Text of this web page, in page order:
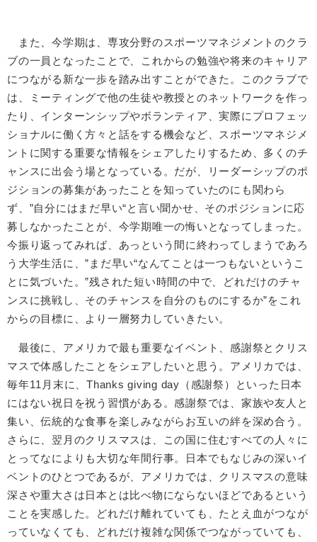
また、今学期は、専攻分野のスポーツマネジメントのクラ
ブの一員となったことで、これからの勉強や将来のキャリア
につながる新な一歩を踏み出すことができた。このクラブで
は、ミーティングで他の生徒や教授とのネットワークを作っ
たり、インターンシップやボランティア、実際にプロフェッ
ショナルに働く方々と話をする機会など、スポーツマネジメ
ントに関する重要な情報をシェアしたりするため、多くのチ
ャンスに出会う場となっている。だが、リーダーシップのポ
ジションの募集があったことを知っていたのにも関わら
ず、”自分にはまだ早い“と言い聞かせ、そのポジションに応
募しなかったことが、今学期唯一の悔いとなってしまった。
今振り返ってみれば、あっという間に終わってしまうであろ
う大学生活に、”まだ早い“なんてことは一つもないというこ
とに気づいた。”残された短い時間の中で、どれだけのチャ
ンスに挑戦し、そのチャンスを自分のものにするか”をこれ
からの目標に、より一層努力していきたい。
最後に、アメリカで最も重要なイベント、感謝祭とクリス
マスで体感したことをシェアしたいと思う。アメリカでは、
毎年11月末に、Thanks giving day（感謝祭）といった日本
にはない祝日を祝う習慣がある。感謝祭では、家族や友人と
集い、伝統的な食事を楽しみながらお互いの絆を深め合う。
さらに、翌月のクリスマスは、この国に住むすべての人々に
とってなによりも大切な年間行事。日本でもなじみの深いイ
ベントのひとつであるが、アメリカでは、クリスマスの意味
深さや重大さは日本とは比べ物にならないほどであるという
ことを実感した。どれだけ離れていても、たとえ血がつなが
っていなくても、どれだけ複雑な関係でつながっていても、